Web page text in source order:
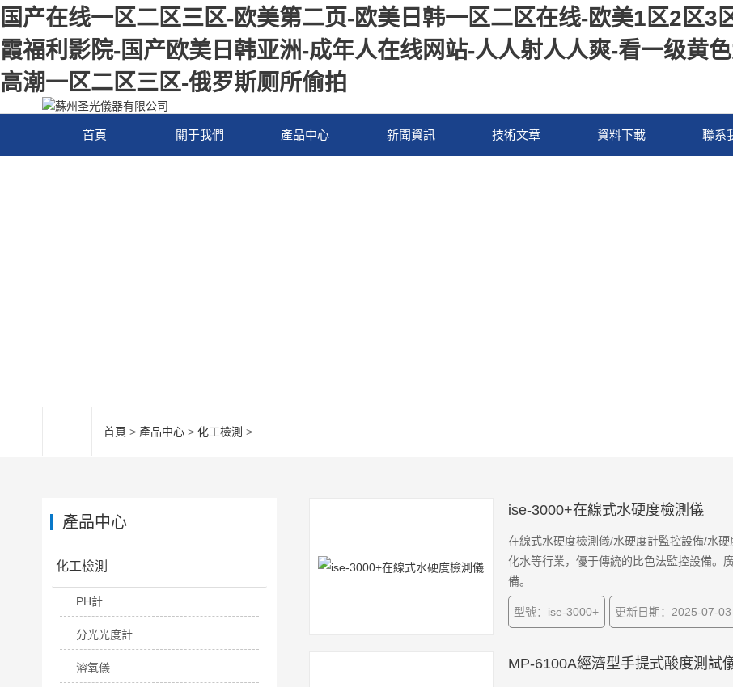
国产在线一区二区三区-欧美第二页-欧美日韩一区二区在线-欧美1区2区3
霞福利影院-国产欧美日韩亚洲-成年人在线网站-人人射人人爽-看一级黄
高潮一区二区三区-俄罗斯厕所偷拍
首頁 關于我們 產品中心 新聞資訊 技術文章 資料下載 聯系
首頁 > 產品中心 > 化工檢測 >
產品中心
化工檢測
PH計
分光光度計
溶氧儀
ise-3000+在線式水硬度檢測儀
在線式水硬度檢測儀/水硬度計監控設備/水
化水等行業，優于傳統的比色法監控設備。
備。
型號：ise-3000+ 更新日期：2025-07-03
MP-6100A經濟型手提式酸度測試